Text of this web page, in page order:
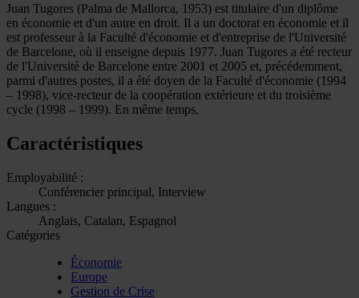
Juan Tugores (Palma de Mallorca, 1953) est titulaire d'un diplôme
en économie et d'un autre en droit. Il a un doctorat en économie et il
est professeur à la Faculté d'économie et d'entreprise de l'Université
de Barcelone, où il enseigne depuis 1977. Juan Tugores a été recteur
de l'Université de Barcelone entre 2001 et 2005 et, précédemment,
parmi d'autres postes, il a été doyen de la Faculté d'économie (1994
– 1998), vice-recteur de la coopération extérieure et du troisième
cycle (1998 – 1999). En même temps,
Caractéristiques
Employabilité :
Conférencier principal, Interview
Langues :
Anglais, Catalan, Espagnol
Catégories
Économie
Europe
Gestion de Crise